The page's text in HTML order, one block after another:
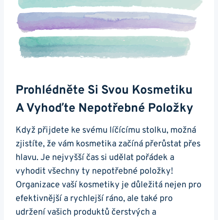
Prohlédněte Si Svou Kosmetiku
A Vyhoďte Nepotřebné Položky
Když přijdete ke svému líčícímu stolku, možná
zjistíte, že vám kosmetika začíná přerůstat přes
hlavu. Je nejvyšší čas si udělat pořádek a
vyhodit všechny ty nepotřebné položky!
Organizace vaší kosmetiky je důležitá nejen pro
efektivnější a rychlejší ráno, ale také pro
udržení vašich produktů čerstvých a